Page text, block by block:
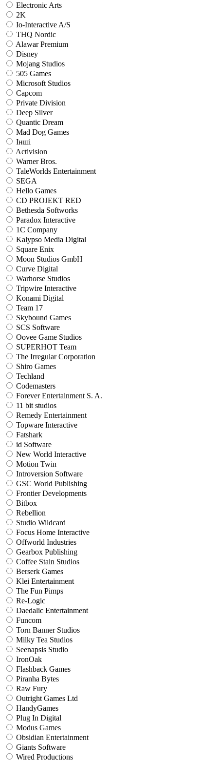
Electronic Arts
2K
Io-Interactive A/S
THQ Nordic
Alawar Premium
Disney
Mojang Studios
505 Games
Microsoft Studios
Capcom
Private Division
Deep Silver
Quantic Dream
Mad Dog Games
Інші
Activision
Warner Bros.
TaleWorlds Entertainment
SEGA
Hello Games
CD PROJEKT RED
Bethesda Softworks
Paradox Interactive
1C Company
Kalypso Media Digital
Square Enix
Moon Studios GmbH
Curve Digital
Warhorse Studios
Tripwire Interactive
Konami Digital
Team 17
Skybound Games
SCS Software
Oovee Game Studios
SUPERHOT Team
The Irregular Corporation
Shiro Games
Techland
Codemasters
Forever Entertainment S. A.
11 bit studios
Remedy Entertainment
Topware Interactive
Fatshark
id Software
New World Interactive
Motion Twin
Introversion Software
GSC World Publishing
Frontier Developments
Bitbox
Rebellion
Studio Wildcard
Focus Home Interactive
Offworld Industries
Gearbox Publishing
Coffee Stain Studios
Berserk Games
Klei Entertainment
The Fun Pimps
Re-Logic
Daedalic Entertainment
Funcom
Torn Banner Studios
Milky Tea Studios
Seenapsis Studio
IronOak
Flashback Games
Piranha Bytes
Raw Fury
Outright Games Ltd
HandyGames
Plug In Digital
Modus Games
Obsidian Entertainment
Giants Software
Wired Productions